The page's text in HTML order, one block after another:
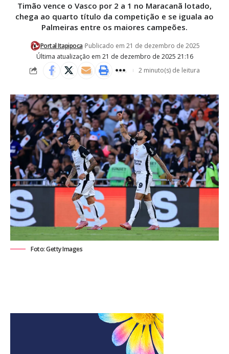
Timão vence o Vasco por 2 a 1 no Maracanã lotado,
chega ao quarto título da competição e se iguala ao
Palmeiras entre os maiores campeões.
Última atualização em 21 de dezembro de 2025 21:16
Portal Itapipoca Publicado em 21 de dezembro de 2025
2 minuto(s) de leitura
Foto: Getty Images